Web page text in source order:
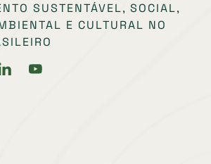
SUSTENTÁVEL, SOCIAL,
E CULTURAL NO